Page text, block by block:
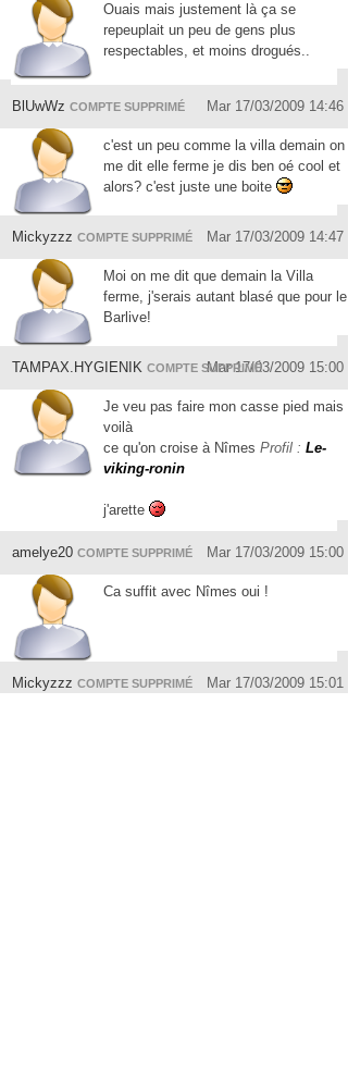
Ouais mais justement là ça se
repeuplait un peu de gens plus
respectables, et moins drogués..
BlUwWz COMPTE SUPPRIMÉ Mar 17/03/2009 14:46
c'est un peu comme la villa demain on
me dit elle ferme je dis ben oé cool et
alors? c'est juste une boite
Mickyzzz COMPTE SUPPRIMÉ Mar 17/03/2009 14:47
Moi on me dit que demain la Villa
ferme, j'serais autant blasé que pour le
Barlive!
TAMPAX.HYGIENIK COMPTE SUPPRIMÉMar 17/03/2009 15:00
Je veu pas faire mon casse pied mais
voilà
ce qu'on croise à Nîmes Profil : Le-
viking-ronin
j'arette
amelye20 COMPTE SUPPRIMÉ Mar 17/03/2009 15:00
Ca suffit avec Nîmes oui !
Mickyzzz COMPTE SUPPRIMÉ Mar 17/03/2009 15:01